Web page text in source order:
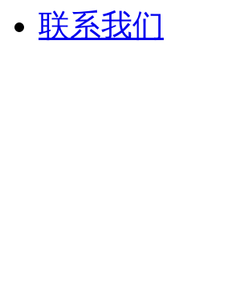
联系我们